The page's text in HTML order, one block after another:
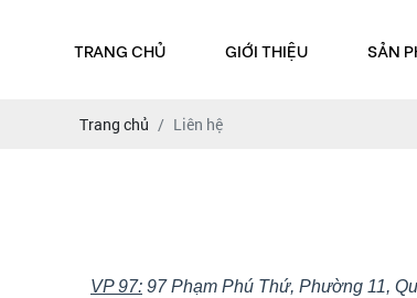
TRANG CHỦ GIỚI THIỆU SẢN
Trang chủ Liên hệ
VP 97: 97 Phạm Phú Thứ, Phường 11,